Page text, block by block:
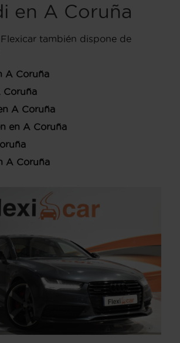
en A Coruña
también dispone de
A Coruña
Coruña
A Coruña
en A Coruña
A Coruña